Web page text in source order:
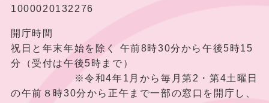
1000020132276
開庁時間
祝日と年末年始を除く 午前8時30分から午後5時15
分（受付は午後5時まで）
※令和4年1月から毎月第2・第4土曜日
の午前８時30分から正午まで一部の窓口を開庁し、